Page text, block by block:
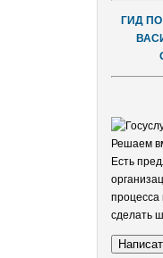
ГИД
Решаем
Есть
процесса
сделать